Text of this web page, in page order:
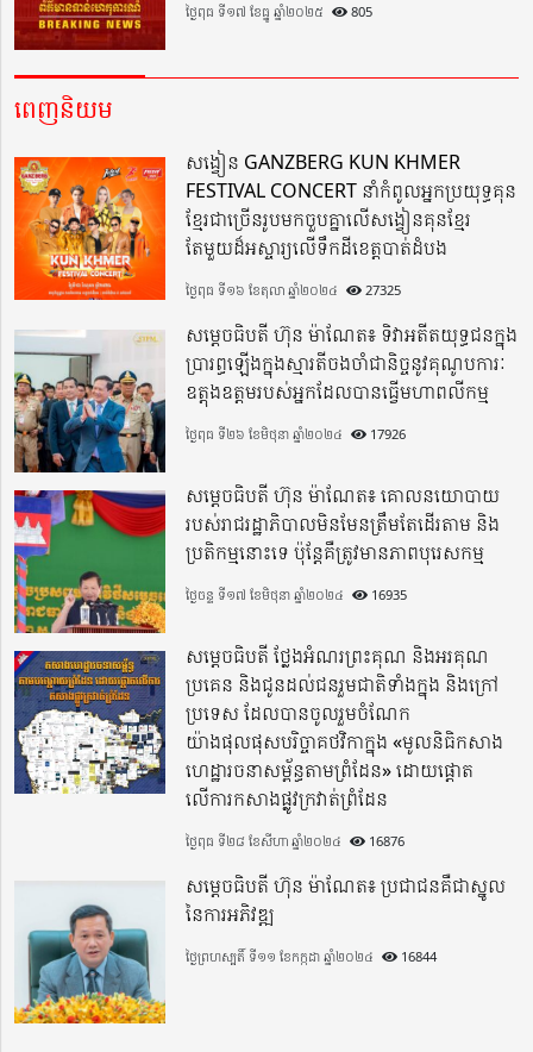
ថ្ងៃពុធ ទី១៧ ខែធ្នូ ឆ្នាំ២០២៥ 805
ពេញនិយម
សង្វៀន GANZBERG KUN KHMER
FESTIVAL CONCERT នាំកំពូលអ្នកប្រយុទ្ធគុន
ខ្មែរជាច្រើនរូបមកចួបគ្នាលើសង្វៀនគុនខ្មែរ
តែមួយដ៏អស្ចារ្យលើទឹកដីខេត្តបាត់ដំបង
ថ្ងៃពុធ ទី១៦ ខែតុលា ឆ្នាំ២០២៤ 27325
សម្តេចធិបតី ហ៊ុន ម៉ាណែត៖ ទិវាអតីតយុទ្ធជនក្នុង
ប្រារព្ធឡើងក្នុងស្មារតីចងចាំជានិច្ចនូវគុណូបការៈ
ឧត្តុងឧត្តមរបស់អ្នកដែលបានធ្វើមហាពលីកម្ម
ថ្ងៃពុធ ទី២៦ ខែមិថុនា ឆ្នាំ២០២៤ 17926
សម្តេចធិបតី ហ៊ុន ម៉ាណែត៖ គោលនយោបាយ
របស់រាជរដ្ឋាភិបាលមិនមែនត្រឹមតែដើរតាម និង
ប្រតិកម្មនោះទេ ប៉ុន្តែគឺត្រូវមានភាពបុរេសកម្ម
ថ្ងៃចន្ទ ទី១៧ ខែមិថុនា ឆ្នាំ២០២៤ 16935
សម្តេចធិបតី ថ្លែងអំណរព្រះគុណ និងអរគុណ
ប្រគេន និងជូនដល់ជនរួមជាតិទាំងក្នុង​ និងក្រៅ
ប្រទេស​ ដែលបានចូលរួមចំណែក
យ៉ាងផុលផុសបរិច្ចាគថវិកាក្នុង «មូលនិធិកសាង
ហេដ្ឋារចនាសម្ព័ន្ធតាមព្រំដែន» ដោយផ្ដោត
លើការកសាងផ្លូវក្រវាត់ព្រំដែន
ថ្ងៃពុធ ទី២៨ ខែសីហា ឆ្នាំ២០២៤ 16876
សម្តេចធិបតី ហ៊ុន ម៉ាណែត៖ ប្រជាជនគឺជាស្នូល
នៃការអភិវឌ្ឍ
ថ្ងៃព្រហស្បតិ៍ ទី១១ ខែកក្កដា ឆ្នាំ២០២៤ 16844